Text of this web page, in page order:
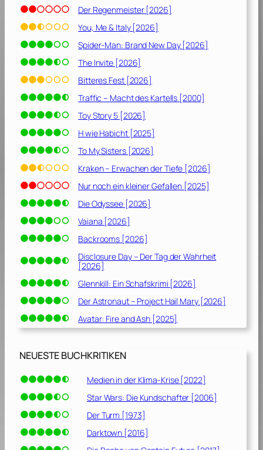
Der Regenmeister [2026]
You, Me & Italy [2026]
Spider-Man: Brand New Day [2026]
The Invite [2026]
Bitteres Fest [2026]
Traffic – Macht des Kartells [2000]
Toy Story 5 [2026]
H wie Habicht [2025]
To My Sisters [2026]
Kraken – Erwachen der Tiefe [2026]
Nur noch ein kleiner Gefallen [2025]
Die Odyssee [2026]
Vaiana [2026]
Backrooms [2026]
Disclosure Day – Der Tag der Wahrheit
[2026]
Glennkill: Ein Schafskrimi [2026]
Der Astronaut – Project Hail Mary [2026]
Avatar: Fire and Ash [2025]
NEUESTE BUCHKRITIKEN
Medien in der Klima-Krise [2022]
Star Wars: Die Kundschafter [2006]
Der Turm [1973]
Darktown [2016]